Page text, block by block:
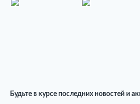
Будьте в курсе последних новостей и